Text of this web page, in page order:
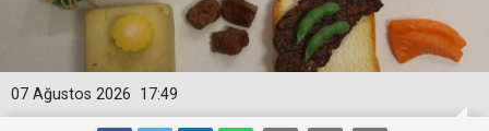
17:49
07 Ağustos 2026